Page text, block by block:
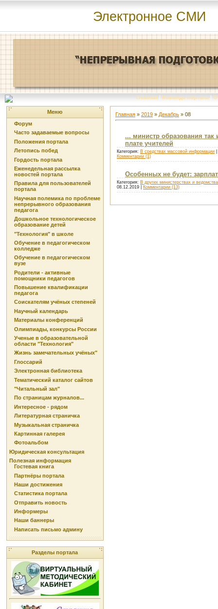
Электронное СМИ
Главная | Команда портала | О
Меню
Форум
Часто задаваемые вопросы
Положения портала
Летопись побед
Гордость портала
Еженедельная рассылка
новостей портала
Правила для пользователей
портала
Научная полемика по проблеме
непрерывного образования
педагога
Дошкольное технологическое
образование детей
"Технология" в школе
Обучение в педагогическом
колледже
Обучение в педагогическом
вузе
Родители - активные
помощники педагогов
Повышение квалификации
педагога
Соискателям учёных степеней
Научный календарь
Материалы конференций
Олимпиады, конкурсы России
Ученые в образовательной
области "Технология"
Жизнь замечательных учёных"
Глоссарий
Электронная библиотека
Тематический каталог сайтов
"Читальный зал"
По страницам журналов...
Интересное - рядом
Литературная страничка
Музыкальная страничка
Картинная галерея
Фотоальбом
Юридическая консультация
Полезная информация
Гостевая книга
Партнёры портала
Наши достижения
Статистика портала
Отправить новость
Информеры
Наши баннеры
Написать письмо админу
Разделы портала
Главная » 2019 » Декабрь » 08
... министр образования так
плате учителей
Категория: В средствах массовой информации
Комментарии (1)
Особенных не будет:
Категория: В других министерствах и
08.12.2019
Комментарии (13)